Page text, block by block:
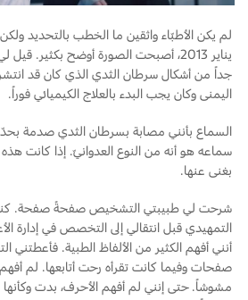
لم يكن الأطبّاء واثقين ما الخطب بالتحديد
يناير 2013، أصبحت الصورة أوضح بكثير.
جداً من أشكال سرطان الثدي الذي كان قد انتشر
اليمنى وكان يجب البدء بالعلاج الكيميائي فوراً.
السماع بأنني مصابة بسرطان الثدي صدمة بحدّ
سماعه هو أنه من النوع العدوانيّ. إذا كانت هذه
بغنى عنها.
شرحت لي طبيبتي التشخيص صفحةً صفحة.
التمهيدي قبل انتقالي إلى التخصص في إدارة
أنني أفهم الكثير من الألفاظ الطبية. فأعطتني
صفحات وفيما كانت تقرأه رحت أتابعها. لم
مشوشاً. حتى إنني لم أفهم الأحرف، بدت وكأنها